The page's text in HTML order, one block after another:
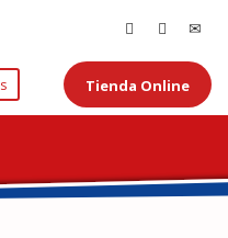
Tienda Online